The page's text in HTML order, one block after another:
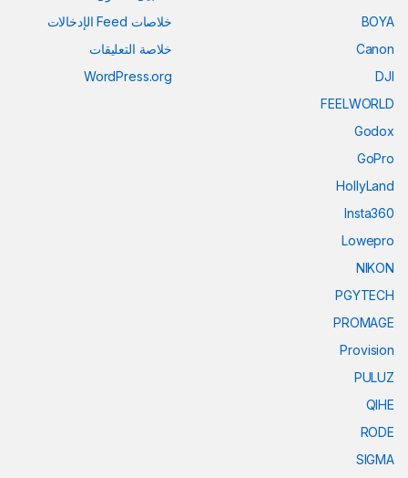
BOYA
Canon
DJI
FEELWORLD
Godox
GoPro
HollyLand
Insta360
Lowepro
NIKON
PGYTECH
PROMAGE
Provision
PULUZ
QIHE
RODE
SIGMA
خلاصات Feed الإدخالات
خلاصة التعليقات
WordPress.org